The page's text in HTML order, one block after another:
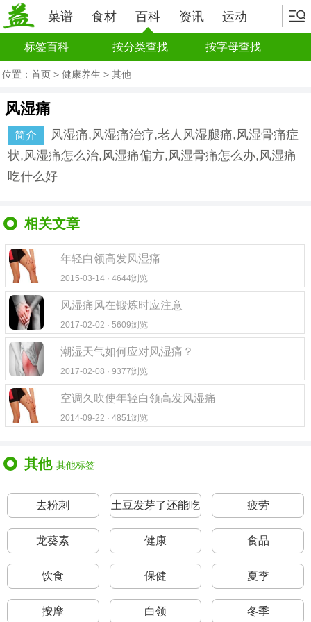
菜谱 食材 百科 资讯 运动
标签百科 按分类查找 按字母查找
位置： 首页 > 健康养生 > 其他
风湿痛
简介
风湿痛,风湿痛治疗,老人风湿腿痛,风湿骨痛症
状,风湿痛怎么治,风湿痛偏方,风湿骨痛怎么办,风湿痛
吃什么好
相关文章
年轻白领高发风湿痛
2015-03-14 · 4644浏览
风湿痛风在锻炼时应注意
2017-02-02 · 5609浏览
潮湿天气如何应对风湿痛？
2017-02-08 · 9377浏览
空调久吹使年轻白领高发风湿痛
2014-09-22 · 4851浏览
其他 其他标签
去粉刺
土豆发芽了还能吃
吗
疲劳
龙葵素 健康 食品
饮食 保健 夏季
按摩 白领 冬季